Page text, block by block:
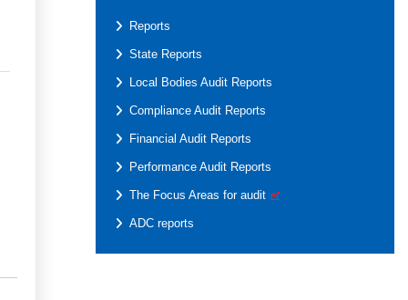
Reports
State Reports
Local Bodies Audit Reports
Compliance Audit Reports
Financial Audit Reports
Performance Audit Reports
The Focus Areas for audit
ADC reports